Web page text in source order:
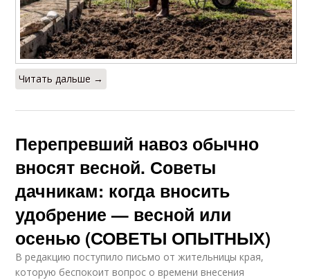
Читать дальше →
Перепревший навоз обычно
вносят весной. Советы
дачникам: когда вносить
удобрение — весной или
осенью (СОВЕТЫ ОПЫТНЫХ)
В редакцию поступило письмо от жительницы края,
которую беспокоит вопрос о времени внесения